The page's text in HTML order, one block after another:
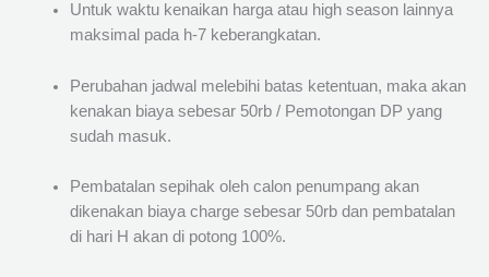
Untuk waktu kenaikan harga atau high season lainnya
maksimal pada h-7 keberangkatan.
Perubahan jadwal melebihi batas ketentuan, maka akan
kenakan biaya sebesar 50rb / Pemotongan DP yang
sudah masuk.
Pembatalan sepihak oleh calon penumpang akan
dikenakan biaya charge sebesar 50rb dan pembatalan
di hari H akan di potong 100%.